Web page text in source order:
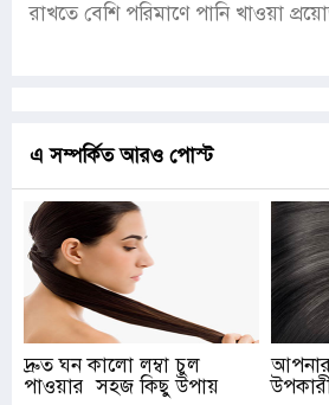
রাখতে বেশি পরিমাণে পানি খাওয়া
এ সম্পর্কিত আরও পোস্ট
দ্রুত ঘন কালো লম্বা চুল
পাওয়ার সহজ কিছু উপায়
আপনার